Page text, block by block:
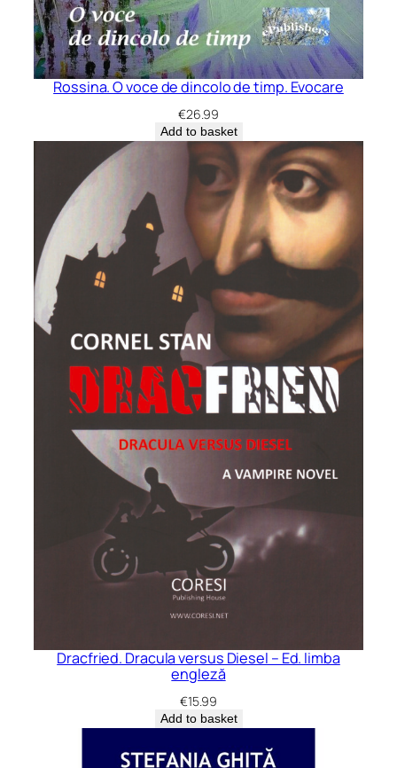
Rossina. O voce de dincolo de timp. Evocare
€26.99
Add to basket
Dracfried. Dracula versus Diesel – Ed. limba
engleză
€15.99
Add to basket